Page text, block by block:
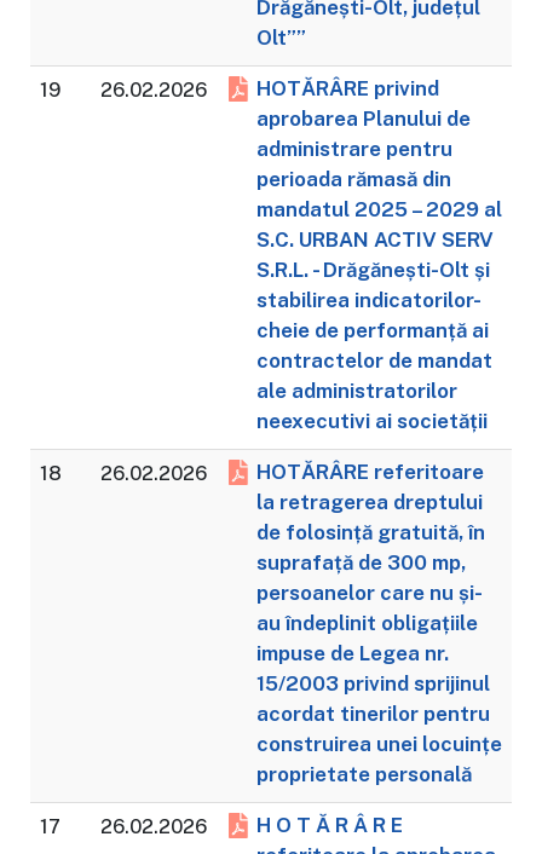
Drăgănești-Olt, județul
Olt””
19 26.02.2026
HOTĂRÂRE privind
aprobarea Planului de
administrare pentru
perioada rămasă din
mandatul 2025 – 2029 al
S.C. URBAN ACTIV SERV
S.R.L. - Drăgănești-Olt și
stabilirea indicatorilor-
cheie de performanță ai
contractelor de mandat
ale administratorilor
neexecutivi ai societății
18 26.02.2026
HOTĂRÂRE referitoare
la retragerea dreptului
de folosință gratuită, în
suprafață de 300 mp,
persoanelor care nu și-
au îndeplinit obligațiile
impuse de Legea nr.
15/2003 privind sprijinul
acordat tinerilor pentru
construirea unei locuințe
proprietate personală
17 26.02.2026
H O T Ă R Â R E